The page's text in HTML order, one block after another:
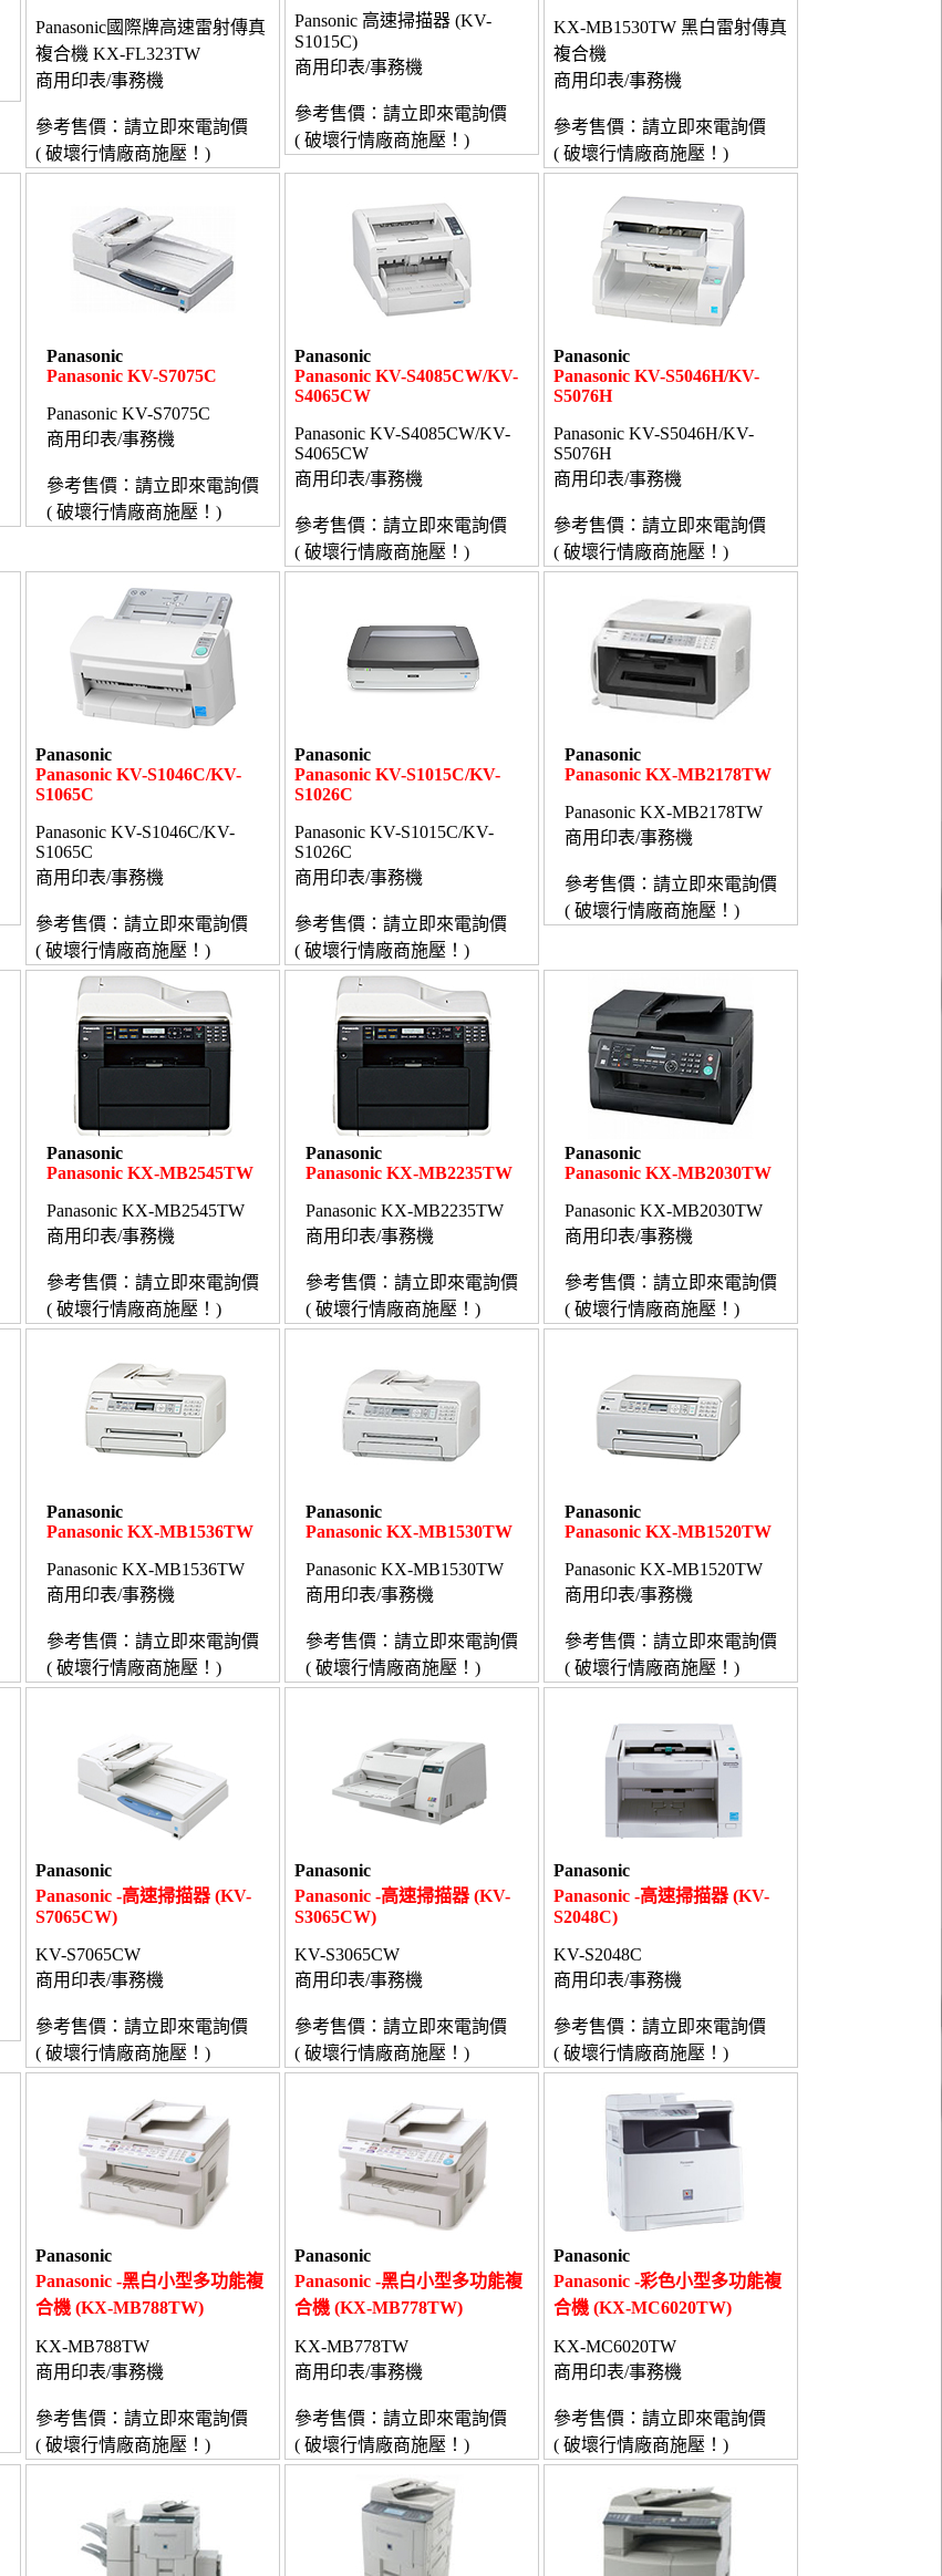
Panasonic國際牌高速雷射傳真
複合機 KX-FL323TW
商用印表/事務機
參考售價：請立即來電詢價
( 破壞行情廠商施壓！)
Pansonic 高速掃描器 (KV-
S1015C)
商用印表/事務機
參考售價：請立即來電詢價
( 破壞行情廠商施壓！)
KX-MB1530TW 黑白雷射傳真
複合機
商用印表/事務機
參考售價：請立即來電詢價
( 破壞行情廠商施壓！)
Panasonic
Panasonic KV-S7075C
Panasonic KV-S7075C
商用印表/事務機
參考售價：請立即來電詢價
( 破壞行情廠商施壓！)
Panasonic
Panasonic KV-S4085CW/KV-
S4065CW
Panasonic KV-S4085CW/KV-
S4065CW
商用印表/事務機
參考售價：請立即來電詢價
( 破壞行情廠商施壓！)
Panasonic
Panasonic KV-S5046H/KV-
S5076H
Panasonic KV-S5046H/KV-
S5076H
商用印表/事務機
參考售價：請立即來電詢價
( 破壞行情廠商施壓！)
Panasonic
Panasonic KV-S1046C/KV-
S1065C
Panasonic KV-S1046C/KV-
S1065C
商用印表/事務機
參考售價：請立即來電詢價
( 破壞行情廠商施壓！)
Panasonic
Panasonic KV-S1015C/KV-
S1026C
Panasonic KV-S1015C/KV-
S1026C
商用印表/事務機
參考售價：請立即來電詢價
( 破壞行情廠商施壓！)
Panasonic
Panasonic KX-MB2178TW
Panasonic KX-MB2178TW
商用印表/事務機
參考售價：請立即來電詢價
( 破壞行情廠商施壓！)
Panasonic
Panasonic KX-MB2545TW
Panasonic KX-MB2545TW
商用印表/事務機
參考售價：請立即來電詢價
( 破壞行情廠商施壓！)
Panasonic
Panasonic KX-MB2235TW
Panasonic KX-MB2235TW
商用印表/事務機
參考售價：請立即來電詢價
( 破壞行情廠商施壓！)
Panasonic
Panasonic KX-MB2030TW
Panasonic KX-MB2030TW
商用印表/事務機
參考售價：請立即來電詢價
( 破壞行情廠商施壓！)
Panasonic
Panasonic KX-MB1536TW
Panasonic KX-MB1536TW
商用印表/事務機
參考售價：請立即來電詢價
( 破壞行情廠商施壓！)
Panasonic
Panasonic KX-MB1530TW
Panasonic KX-MB1530TW
商用印表/事務機
參考售價：請立即來電詢價
( 破壞行情廠商施壓！)
Panasonic
Panasonic KX-MB1520TW
Panasonic KX-MB1520TW
商用印表/事務機
參考售價：請立即來電詢價
( 破壞行情廠商施壓！)
Panasonic
Panasonic -高速掃描器 (KV-
S7065CW)
KV-S7065CW
商用印表/事務機
參考售價：請立即來電詢價
( 破壞行情廠商施壓！)
Panasonic
Panasonic -高速掃描器 (KV-
S3065CW)
KV-S3065CW
商用印表/事務機
參考售價：請立即來電詢價
( 破壞行情廠商施壓！)
Panasonic
Panasonic -高速掃描器 (KV-
S2048C)
KV-S2048C
商用印表/事務機
參考售價：請立即來電詢價
( 破壞行情廠商施壓！)
Panasonic
Panasonic -黑白小型多功能複
合機 (KX-MB788TW)
KX-MB788TW
商用印表/事務機
參考售價：請立即來電詢價
( 破壞行情廠商施壓！)
Panasonic
Panasonic -黑白小型多功能複
合機 (KX-MB778TW)
KX-MB778TW
商用印表/事務機
參考售價：請立即來電詢價
( 破壞行情廠商施壓！)
Panasonic
Panasonic -彩色小型多功能複
合機 (KX-MC6020TW)
KX-MC6020TW
商用印表/事務機
參考售價：請立即來電詢價
( 破壞行情廠商施壓！)